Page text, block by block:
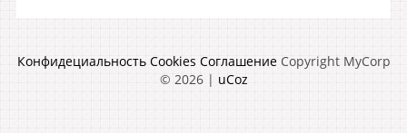
Конфидециальность Cookies Соглашение Copyright MyCorp
© 2026| uCoz